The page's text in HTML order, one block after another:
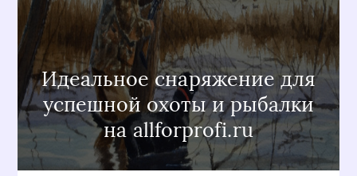
Идеальное снаряжение для
успешной охоты и рыбалки
на allforprofi.ru